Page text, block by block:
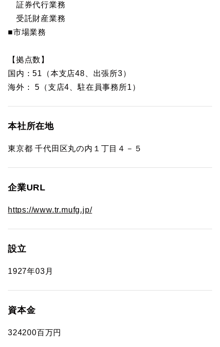
証券代行業務
受託財産業務
■市場業務
【拠点数】
国内：51（本支店48、出張所3）
海外： 5（支店4、駐在員事務所1）
本社所在地
東京都 千代田区丸の内１丁目４－５
企業URL
https://www.tr.mufg.jp/
設立
1927年03月
資本金
324200百万円